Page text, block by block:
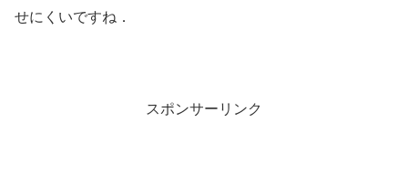
せにくいですね．
スポンサーリンク